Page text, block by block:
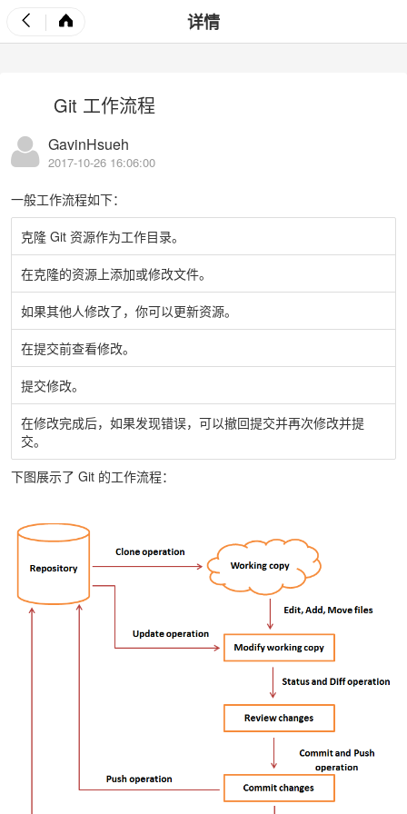
详情
Git 工作流程
GavinHsueh
2017-10-26 16:06:00
一般工作流程如下：
克隆 Git 资源作为工作目录。
在克隆的资源上添加或修改文件。
如果其他人修改了，你可以更新资源。
在提交前查看修改。
提交修改。
在修改完成后，如果发现错误，可以撤回提交并再次修改并提
交。
下图展示了 Git 的工作流程：